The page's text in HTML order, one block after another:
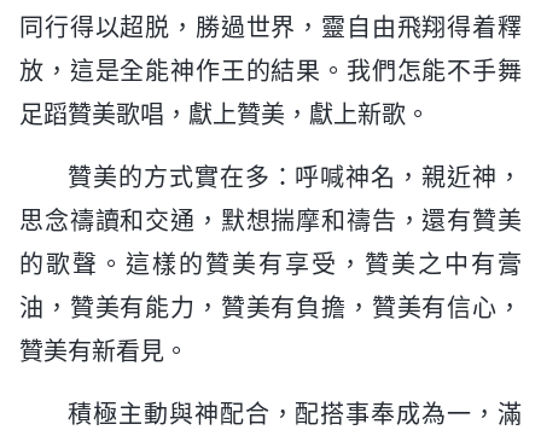
同行得以超脱，勝過世界，靈自由飛翔得着釋
放，這是全能神作王的結果。我們怎能不手舞
足蹈贊美歌唱，獻上贊美，獻上新歌。
贊美的方式實在多：呼喊神名，親近神，
思念禱讀和交通，默想揣摩和禱告，還有贊美
的歌聲。這樣的贊美有享受，贊美之中有膏
油，贊美有能力，贊美有負擔，贊美有信心，
贊美有新看見。
積極主動與神配合，配搭事奉成為一，滿